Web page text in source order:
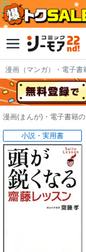
漫画（マンガ）・電子書
漫画(まんが)・電子書籍
小説・実用書